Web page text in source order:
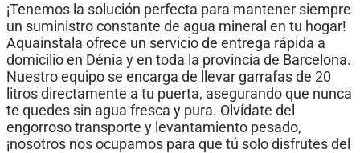
¡Tenemos la solución perfecta para mantener siempre
un suministro constante de agua mineral en tu hogar!
Aquainstala ofrece un servicio de entrega rápida a
domicilio en Dénia y en toda la provincia de Barcelona.
Nuestro equipo se encarga de llevar garrafas de 20
litros directamente a tu puerta, asegurando que nunca
te quedes sin agua fresca y pura. Olvídate del
engorroso transporte y levantamiento pesado,
¡nosotros nos ocupamos para que tú solo disfrutes del